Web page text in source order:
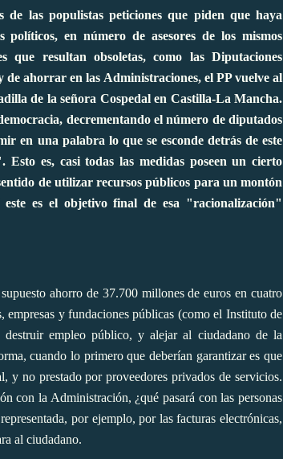
de las populistas peticiones que piden que haya
en número de asesores de los mismos
resultan obsoletas, como las Diputaciones
ahorrar en las Administraciones, el PP vuelve al
de la señora Cospedal en Castilla-La Mancha.
decrementando el número de diputados
en una palabra lo que se esconde detrás de este
es, casi todas las medidas poseen un cierto
de utilizar recursos públicos para un montón
es el objetivo final de esa "racionalización"
ahorro de 37.700 millones de euros en cuatro
y fundaciones públicas (como el Instituto de
empleo público, y alejar al ciudadano de la
cuando lo primero que deberían garantizar es que
y no prestado por proveedores privados de servicios.
con la Administración, ¿qué pasará con las personas
por ejemplo, por las facturas electrónicas,
al ciudadano.